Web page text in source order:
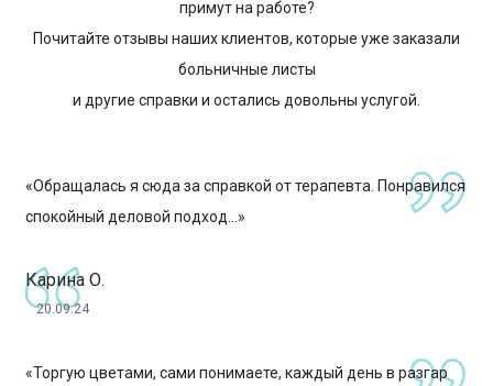
примут на работе?
Почитайте отзывы наших клиентов, которые уже заказали
больничные листы
и другие справки и остались довольны услугой.
«Обращалась я сюда за справкой от терапевта. Понравился
спокойный деловой подход...»
Карина О.
20.09.24
«Торгую цветами, сами понимаете, каждый день в разгар